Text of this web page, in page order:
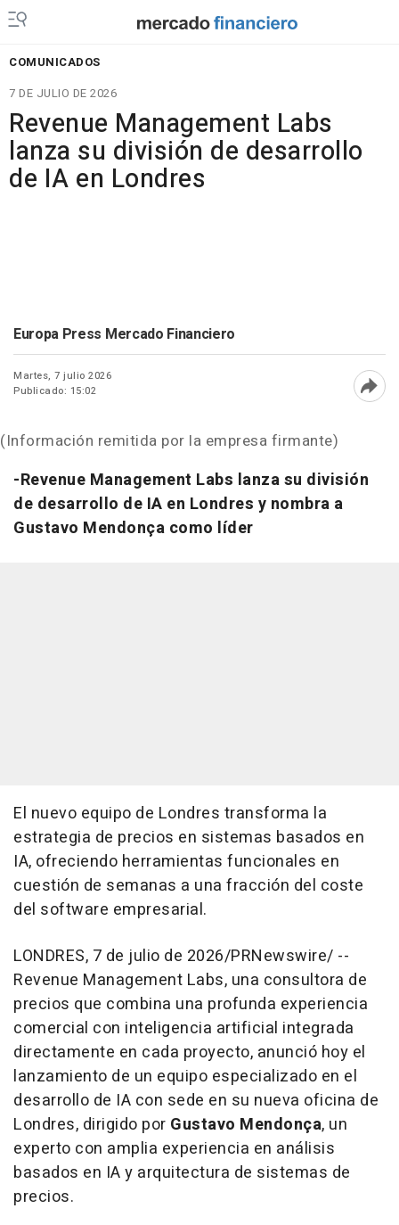
COMUNICADOS
7 DE JULIO DE 2026
Revenue Management Labs
lanza su división de desarrollo
de IA en Londres
Europa Press Mercado Financiero
Martes, 7 julio 2026
Publicado: 15:02
(Información remitida por la empresa firmante)
-Revenue Management Labs lanza su división
de desarrollo de IA en Londres y nombra a
Gustavo Mendonça como líder
El nuevo equipo de Londres transforma la
estrategia de precios en sistemas basados en
IA, ofreciendo herramientas funcionales en
cuestión de semanas a una fracción del coste
del software empresarial.
LONDRES, 7 de julio de 2026/PRNewswire/ --
Revenue Management Labs, una consultora de
precios que combina una profunda experiencia
comercial con inteligencia artificial integrada
directamente en cada proyecto, anunció hoy el
lanzamiento de un equipo especializado en el
desarrollo de IA con sede en su nueva oficina de
Londres, dirigido por Gustavo Mendonça, un
experto con amplia experiencia en análisis
basados en IA y arquitectura de sistemas de
precios.